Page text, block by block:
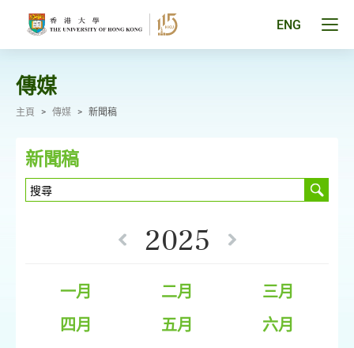
ENG
傳媒
主頁 > 傳媒 > 新聞稿
新聞稿
2025
一月 二月
三月
四月
五月
六月